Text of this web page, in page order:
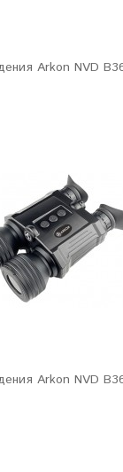
Arkon NVD
Arkon NVD